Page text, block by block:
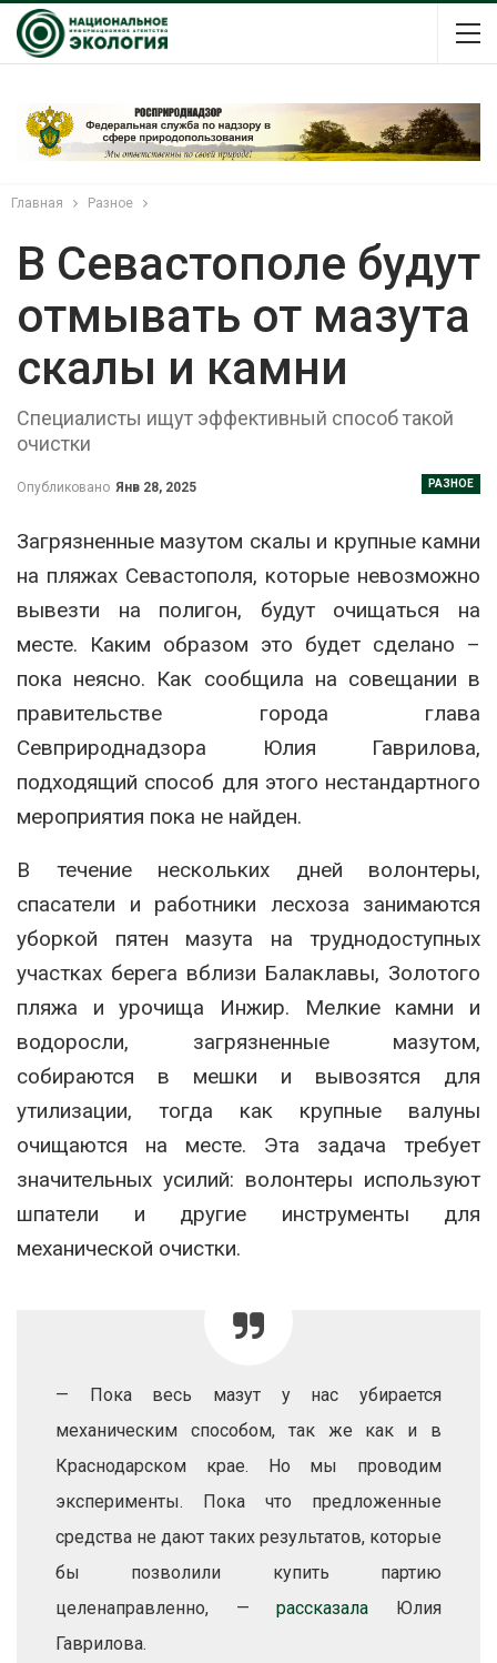
Главная Разное
В Севастополе будут
отмывать от мазута
скалы и камни
Специалисты ищут эффективный способ такой
очистки
РАЗНОЕ
Опубликовано Янв 28, 2025
Загрязненные мазутом скалы и крупные камни
на пляжах Севастополя, которые невозможно
вывезти на полигон, будут очищаться на
месте. Каким образом это будет сделано –
пока неясно. Как сообщила на совещании в
правительстве города глава
Севприроднадзора Юлия Гаврилова,
подходящий способ для этого нестандартного
мероприятия пока не найден.
В течение нескольких дней волонтеры,
спасатели и работники лесхоза занимаются
уборкой пятен мазута на труднодоступных
участках берега вблизи Балаклавы, Золотого
пляжа и урочища Инжир. Мелкие камни и
водоросли, загрязненные мазутом,
собираются в мешки и вывозятся для
утилизации, тогда как крупные валуны
очищаются на месте. Эта задача требует
значительных усилий: волонтеры используют
шпатели и другие инструменты для
механической очистки.
— Пока весь мазут у нас убирается
механическим способом, так же как и в
Краснодарском крае. Но мы проводим
эксперименты. Пока что предложенные
средства не дают таких результатов, которые
бы позволили купить партию
целенаправленно, —рассказала Юлия
Гаврилова.